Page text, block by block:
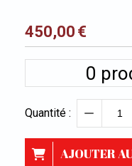
450,00 €
0
Quantité :
AJOUTER